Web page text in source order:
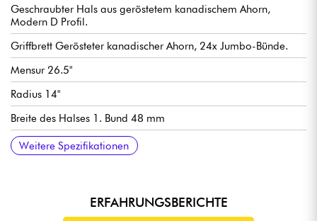
Geschraubter Hals aus geröstetem kanadischem Ahorn,
Modern D Profil.
Griffbrett Gerösteter kanadischer Ahorn, 24x Jumbo-Bünde.
Mensur 26.5"
Radius 14"
Breite des Halses 1. Bund 48 mm
Humbucker-tonabnehmer Spira Villain, Keramikmagnete, 12k
output.
Master Volume, Master Tone, tonabnehmerwahlschalter 3-fach.
Fester Spira Steg
Spira stimmmechaniken (gekapselte Mechaniken)
Weitere Spezifikationen
ERFAHRUNGSBERICHTE